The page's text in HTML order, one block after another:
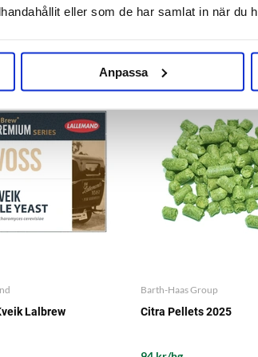
eller som de har samlat in när du
Anpassa
OTHERS ALSO BOUGHT
Lalbrew
Barth-Haas Group
Citra Pellets 2025